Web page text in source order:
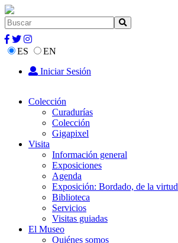
ES
EN
Iniciar Sesión
Colección
Curadurías
Colección
Gigapixel
Visita
Información general
Exposiciones
Agenda
Exposición: Bordado, de la virtud
Biblioteca
Servicios
Visitas guiadas
El Museo
Quiénes somos